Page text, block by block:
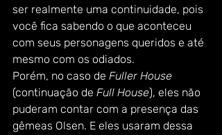
ser realmente uma continuidade, pois
você fica sabendo o que aconteceu
com seus personagens queridos e até
mesmo com os odiados.
Porém, no caso de Fuller House
(continuação de Full House), eles não
puderam contar com a presença das
gêmeas Olsen. E eles usaram dessa